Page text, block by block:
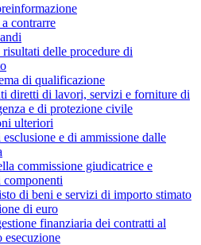
contrarre
delle procedure di
di qualificazione
diretti di lavori, servizi e forniture di
e di protezione civile
ulteriori
e di ammissione dalle
commissione giudicatrice e
di beni e servizi di importo stimato
di euro
finanziaria dei contratti al
esecuzione